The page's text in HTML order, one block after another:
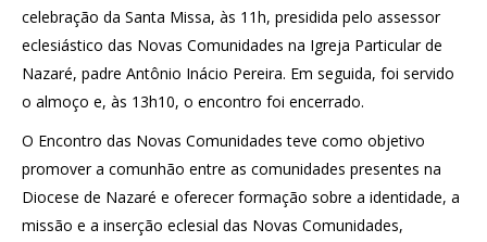
celebração da Santa Missa, às 11h, presidida pelo assessor
eclesiástico das Novas Comunidades na Igreja Particular de
Nazaré, padre Antônio Inácio Pereira. Em seguida, foi servido
o almoço e, às 13h10, o encontro foi encerrado.
O Encontro das Novas Comunidades teve como objetivo
promover a comunhão entre as comunidades presentes na
Diocese de Nazaré e oferecer formação sobre a identidade, a
missão e a inserção eclesial das Novas Comunidades,